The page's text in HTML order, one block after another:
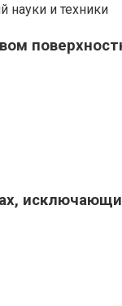
науки и техники